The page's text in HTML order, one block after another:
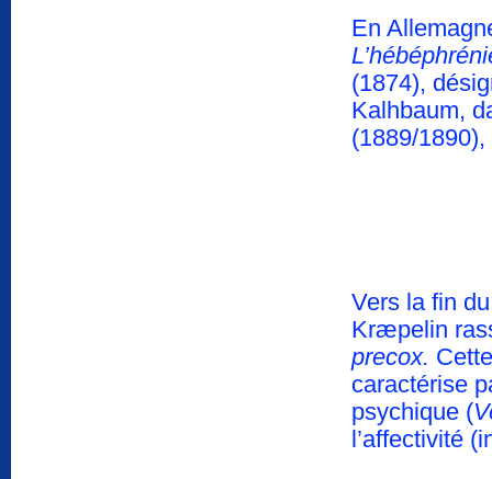
En
(1874),
Kalhbaum,
(1889/
Vers la fin
Kræpelin
precox.
caractérise
psychique (
l’affectivité